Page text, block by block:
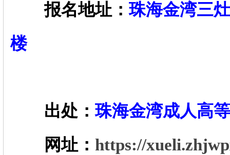
报名地址：珠海金湾三
楼
出处：珠海金湾成人高
网址： https://